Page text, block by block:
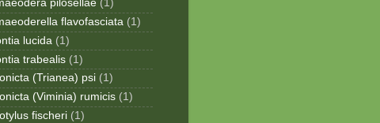
pilosellae (1)
flavofasciata (1)
lucida (1)
trabealis (1)
(Trianea) psi (1)
(Viminia) rumicis (1)
fischeri (1)